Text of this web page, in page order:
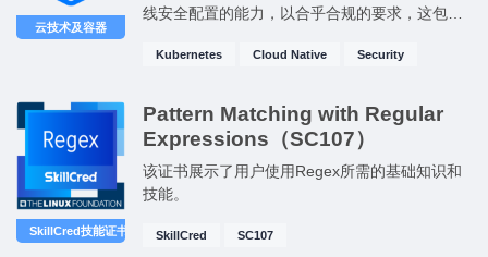
云技术及容器
线安全配置的能力，以合乎合规的要求，这包括
安全威胁和漏洞的能力。
Kubernetes Cloud Native Security
SkillCred技能证书
Pattern Matching with Regular
Expressions（SC107）
该证书展示了用户使用Regex所需的基础知识和
技能。
SkillCred SC107